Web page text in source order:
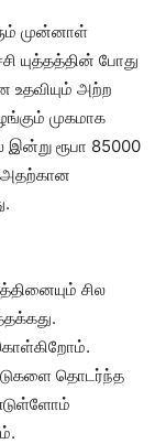
முன்னாள்
யுத்தத்தின் போது
உதவியும் அற்ற
முகமாக
இன்று ரூபா 85000
அதற்கான
சில
தொடர்ந்த